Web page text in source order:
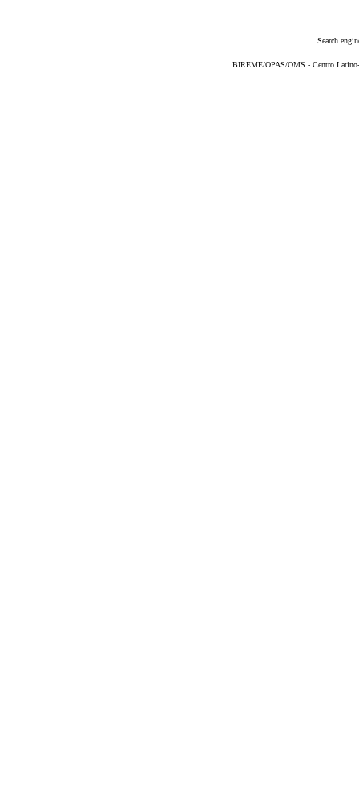
Search
BIREME/OPAS/OMS - Centro Latino-